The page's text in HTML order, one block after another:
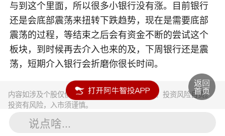
与到这个里面，所以很多小银行没有涨。目前银行
还是会底部震荡来扭转下跌趋势，现在是需要底部
震荡的过程，等结束之后会有资金不断的尝试这个
板块，到时候再去介入也来的及，下周银行还是震
荡，短期介入银行会折磨你很长时间。
内容如涉及个股仅供参考，不构成任何投资建议！投资风险自负。
投资有风险，入市须谨慎。
说点啥...